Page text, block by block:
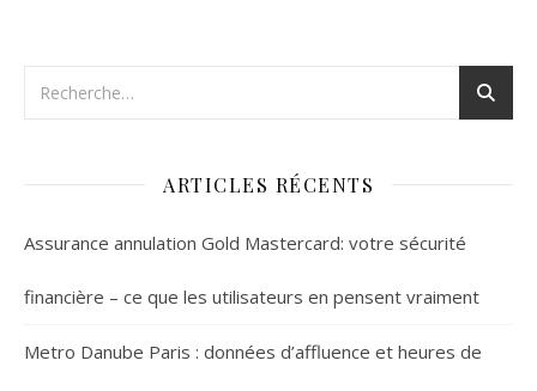
ARTICLES RÉCENTS
Assurance annulation Gold Mastercard: votre sécurité
financière – ce que les utilisateurs en pensent vraiment
Metro Danube Paris : données d’affluence et heures de